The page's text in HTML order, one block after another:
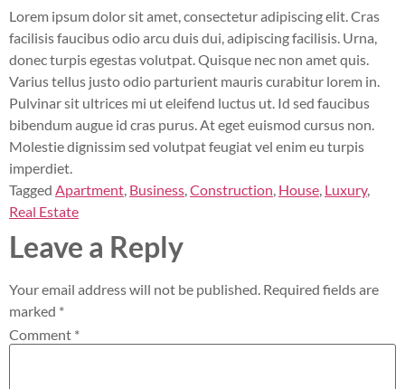
Lorem ipsum dolor sit amet, consectetur adipiscing elit. Cras
facilisis faucibus odio arcu duis dui, adipiscing facilisis. Urna,
donec turpis egestas volutpat. Quisque nec non amet quis.
Varius tellus justo odio parturient mauris curabitur lorem in.
Pulvinar sit ultrices mi ut eleifend luctus ut. Id sed faucibus
bibendum augue id cras purus. At eget euismod cursus non.
Molestie dignissim sed volutpat feugiat vel enim eu turpis
imperdiet.
Tagged Apartment, Business,Construction, House, Luxury,
Real Estate
Leave a Reply
Your email address will not be published. Required fields are
marked *
Comment *